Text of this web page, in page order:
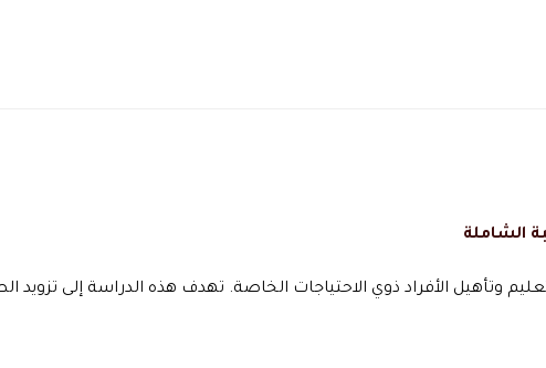
الشاملة
وتأهيل الأفراد ذوي الاحتياجات الخاصة. تهدف هذه الدراسة إلى تزويد